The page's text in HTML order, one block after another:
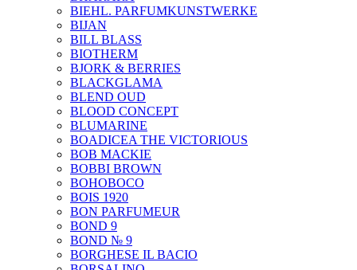
BIEHL. PARFUMKUNSTWERKE
BIJAN
BILL BLASS
BIOTHERM
BJORK & BERRIES
BLACKGLAMA
BLEND OUD
BLOOD CONCEPT
BLUMARINE
BOADICEA THE VICTORIOUS
BOB MACKIE
BOBBI BROWN
BOHOBOCO
BOIS 1920
BON PARFUMEUR
BOND 9
BOND № 9
BORGHESE IL BACIO